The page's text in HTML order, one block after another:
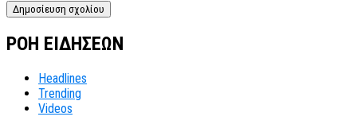
ΡΟΗ ΕΙΔΗΣΕΩΝ
Headlines
Trending
Videos